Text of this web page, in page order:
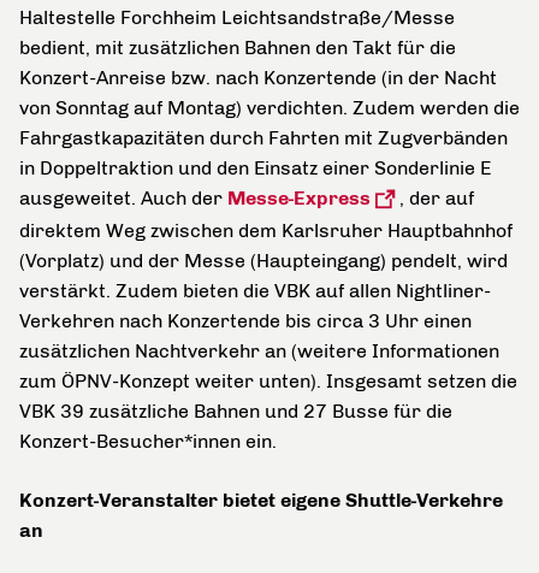
Haltestelle Forchheim Leichtsandstraße/Messe
bedient, mit zusätzlichen Bahnen den Takt für die
Konzert-Anreise bzw. nach Konzertende (in der Nacht
von Sonntag auf Montag) verdichten. Zudem werden die
Fahrgastkapazitäten durch Fahrten mit Zugverbänden
in Doppeltraktion und den Einsatz einer Sonderlinie E
ausgeweitet. Auch der Messe-Express
, der auf
direktem Weg zwischen dem Karlsruher Hauptbahnhof
(Vorplatz) und der Messe (Haupteingang) pendelt, wird
verstärkt. Zudem bieten die VBK auf allen Nightliner-
Verkehren nach Konzertende bis circa 3 Uhr einen
zusätzlichen Nachtverkehr an (weitere Informationen
zum ÖPNV-Konzept weiter unten). Insgesamt setzen die
VBK 39 zusätzliche Bahnen und 27 Busse für die
Konzert-Besucher*innen ein.
Konzert-Veranstalter bietet eigene Shuttle-Verkehre
an